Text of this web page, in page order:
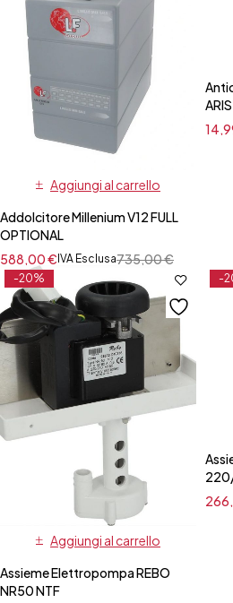
Aggiungi al carrello
Addolcitore Millenium V12 FULL
OPTIONAL
735,00€
588,00€IVA Esclusa
-20%
Aggiungi al carrello
Assieme Elettropompa REBO
NR50 NTF
-